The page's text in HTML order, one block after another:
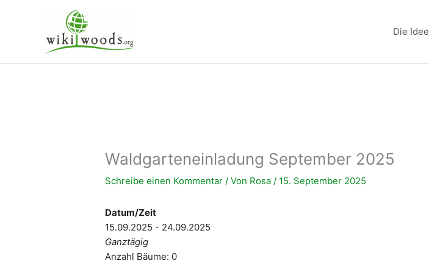
Die Idee
Waldgarteneinladung September 2025
Schreibe einen Kommentar / Von Rosa/ 15. September 2025
Datum/Zeit
15.09.2025 - 24.09.2025
Ganztägig
Anzahl Bäume: 0